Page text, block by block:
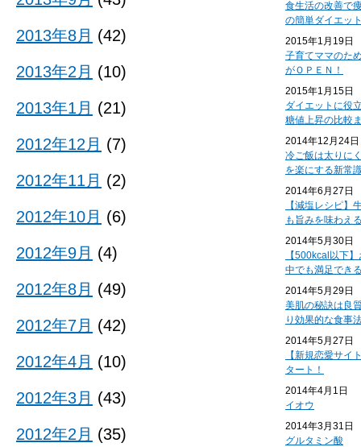
食生活の改善で
の簡単ダイエッ
2015年1月19日
子育てママのた
がＯＰＥＮ！
2015年1月15日
ダイエットに役
糖値上昇の比較
2014年12月24日
冷ご飯は太りに
を楽にする新常
2014年6月27日
【減塩レシピ】
も旨みを味わえ
2014年5月30日
【500kcal以下
中でも満足でき
2014年5月29日
美肌の秘訣は良
り効果的な食事
2014年5月27日
【新規恋愛サイ
タート！
2014年4月1日
イオウ
2014年3月31日
グルタミン酸
2013年8月 (42)
2013年2月 (10)
2013年1月 (21)
2012年12月 (7)
2012年11月 (2)
2012年10月 (6)
2012年9月 (4)
2012年8月 (49)
2012年7月 (42)
2012年4月 (10)
2012年3月 (43)
2012年2月 (35)